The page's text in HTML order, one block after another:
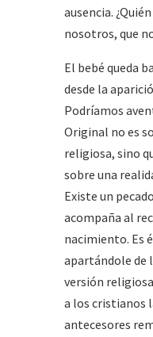
ausencia.
nosotros, que
El bebé queda
desde la
Podríamos
Original no es
religiosa, sino
sobre una
Existe un
acompaña al
nacimiento. Es
apartándole de
versión
a los cristianos
antecesores